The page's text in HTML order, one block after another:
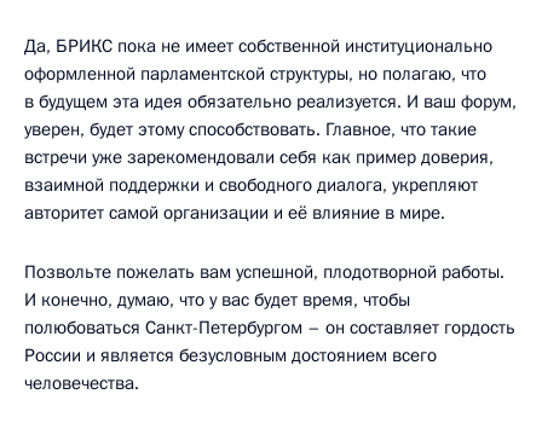
Да, БРИКС пока не имеет собственной институционально
оформленной парламентской структуры, но полагаю, что
в будущем эта идея обязательно реализуется. И ваш форум,
уверен, будет этому способствовать. Главное, что такие
встречи уже зарекомендовали себя как пример доверия,
взаимной поддержки и свободного диалога, укрепляют
авторитет самой организации и её влияние в мире.
Позвольте пожелать вам успешной, плодотворной работы.
И конечно, думаю, что у вас будет время, чтобы
полюбоваться Санкт-Петербургом – он составляет гордость
России и является безусловным достоянием всего
человечества.